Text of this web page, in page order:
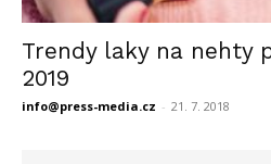
Trendy laky na nehty
2019
info@press-media.cz - 21. 7. 2018